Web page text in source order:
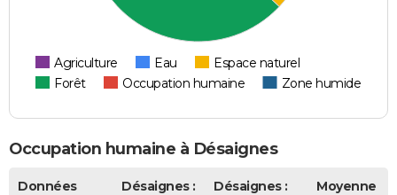
Agriculture Eau
Espace naturel
Forêt
Occupation humaine Zone humide
Occupation humaine à Désaignes
Données
Désaignes :
Désaignes :
Moyenne